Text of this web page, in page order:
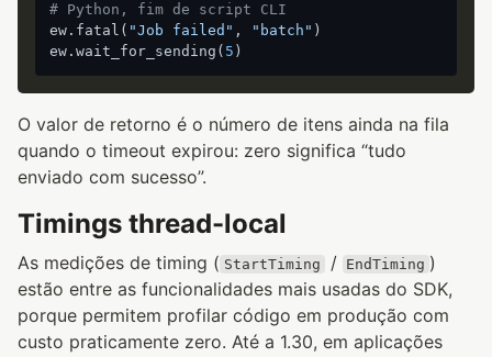
# Python, fim de script CLI
ew.fatal( "Job failed" , "batch" )
ew.wait_for_sending( 5
O valor de retorno é o número de itens ainda na fila
quando o timeout expirou: zero significa “tudo
enviado com sucesso”.
Timings thread-local
As medições de timing ( StartTiming / EndTiming )
estão entre as funcionalidades mais usadas do SDK,
porque permitem profilar código em produção com
custo praticamente zero. Até a 1.30, em aplicações